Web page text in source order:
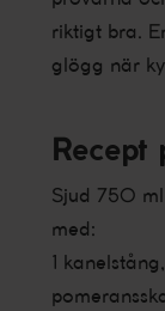
riktigt bra.
glögg när
Sjud 750
med:
1 kanelstång,